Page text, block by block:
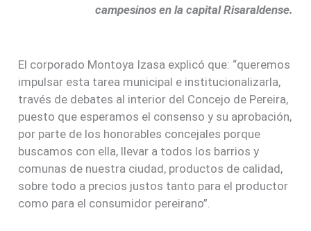
campesinos en la capital Risaraldense.
El corporado Montoya Izasa explicó que: “queremos
impulsar esta tarea municipal e institucionalizarla,
través de debates al interior del Concejo de Pereira,
puesto que esperamos el consenso y su aprobación,
por parte de los honorables concejales porque
buscamos con ella, llevar a todos los barrios y
comunas de nuestra ciudad, productos de calidad,
sobre todo a precios justos tanto para el productor
como para el consumidor pereirano”.